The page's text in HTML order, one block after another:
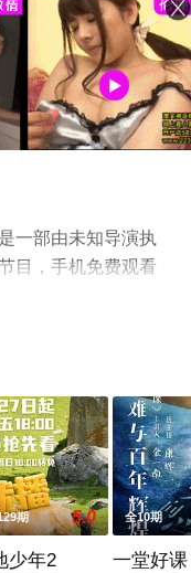
一部由未知导演执
目，手机免费观看
影网，更多相关信
期 5.0
少年2
全10期
一堂好课